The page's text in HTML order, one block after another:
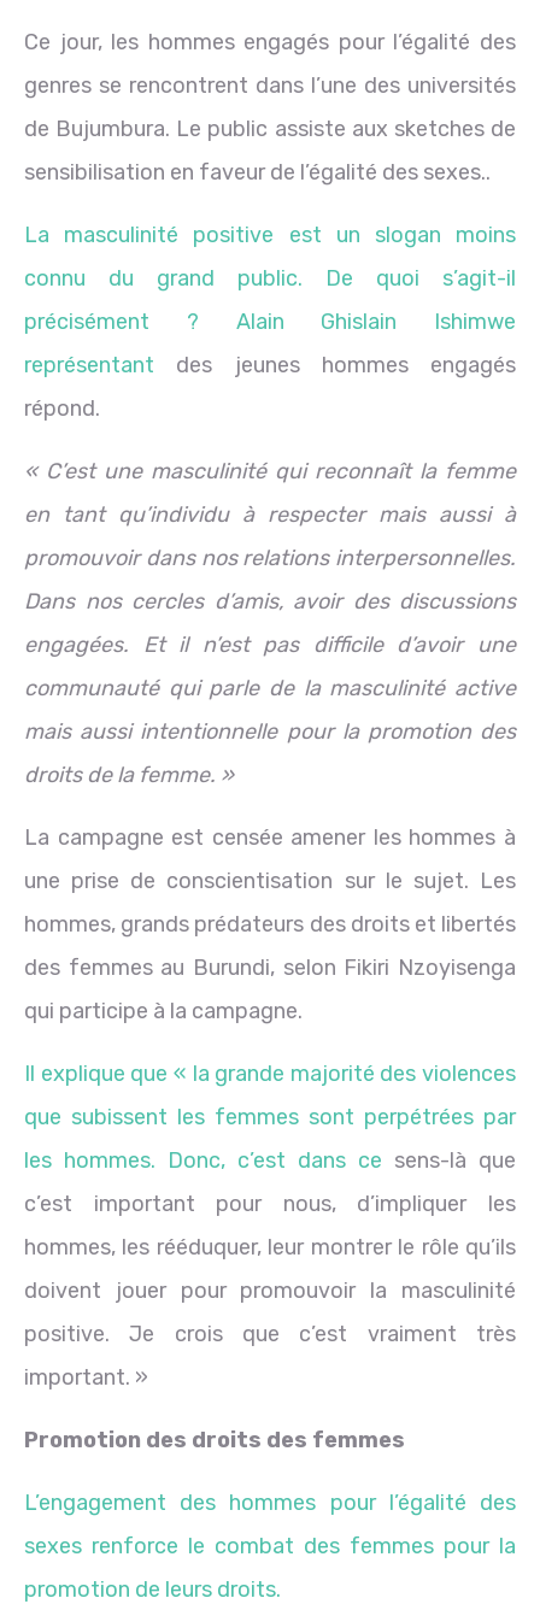
Ce jour, les hommes engagés pour l’égalité des
genres se rencontrent dans l’une des universités
de Bujumbura. Le public assiste aux sketches de
sensibilisation en faveur de l’égalité des sexes..
La masculinité positive est un slogan moins
connu du grand public. De quoi s’agit-il
précisément ? Alain Ghislain Ishimwe
représentant des jeunes hommes engagés
répond.
« C’est une masculinité qui reconnaît la femme
en tant qu’individu à respecter mais aussi à
promouvoir dans nos relations interpersonnelles.
Dans nos cercles d’amis, avoir des discussions
engagées. Et il n’est pas difficile d’avoir une
communauté qui parle de la masculinité active
mais aussi intentionnelle pour la promotion des
droits de la femme. »
La campagne est censée amener les hommes à
une prise de conscientisation sur le sujet. Les
hommes, grands prédateurs des droits et libertés
des femmes au Burundi, selon Fikiri Nzoyisenga
qui participe à la campagne.
Il explique que « la grande majorité des violences
que subissent les femmes sont perpétrées par
les hommes. Donc, c’est dans ce sens-là que
c’est important pour nous, d’impliquer les
hommes, les rééduquer, leur montrer le rôle qu’ils
doivent jouer pour promouvoir la masculinité
positive. Je crois que c’est vraiment très
important. »
Promotion des droits des femmes
L’engagement des hommes pour l’égalité des
sexes renforce le combat des femmes pour la
promotion de leurs droits.